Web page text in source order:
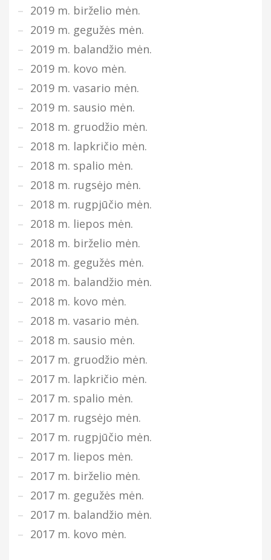
2019 m. birželio mėn.
2019 m. gegužės mėn.
2019 m. balandžio mėn.
2019 m. kovo mėn.
2019 m. vasario mėn.
2019 m. sausio mėn.
2018 m. gruodžio mėn.
2018 m. lapkričio mėn.
2018 m. spalio mėn.
2018 m. rugsėjo mėn.
2018 m. rugpjūčio mėn.
2018 m. liepos mėn.
2018 m. birželio mėn.
2018 m. gegužės mėn.
2018 m. balandžio mėn.
2018 m. kovo mėn.
2018 m. vasario mėn.
2018 m. sausio mėn.
2017 m. gruodžio mėn.
2017 m. lapkričio mėn.
2017 m. spalio mėn.
2017 m. rugsėjo mėn.
2017 m. rugpjūčio mėn.
2017 m. liepos mėn.
2017 m. birželio mėn.
2017 m. gegužės mėn.
2017 m. balandžio mėn.
2017 m. kovo mėn.